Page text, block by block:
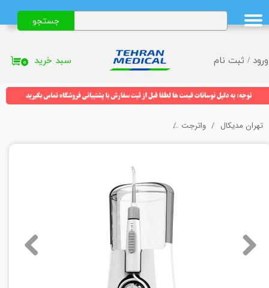
ورود / ثبت نام
حساب کاربری من
تغییر گذر واژه
خروج از حساب کاربری
جستجو
۰ سبد خرید
تهران مدیکال واترجت